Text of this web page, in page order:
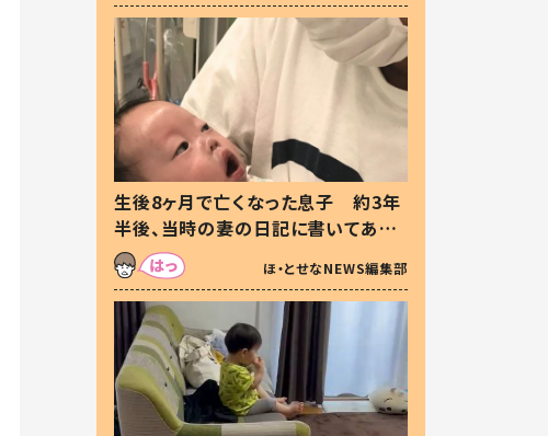
生後8ヶ月で亡くなった息子 約3年
半後、当時の妻の日記に書いてあっ
た本音とは
ほ・とせなNEWS編集部